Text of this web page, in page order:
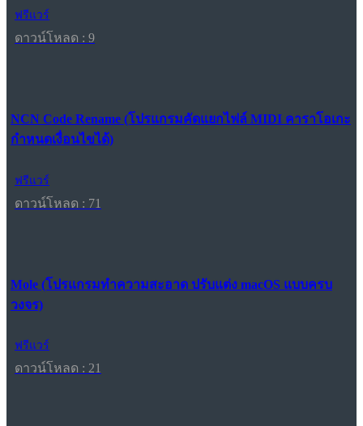
ฟรีแวร์
ดาวน์โหลด : 9
NCN Code Rename (โปรแกรมคัดแยกไฟล์ MIDI คาราโอเกะ
กำหนดเงื่อนไขได้)
ฟรีแวร์
ดาวน์โหลด : 71
Mole (โปรแกรมทำความสะอาด ปรับแต่ง macOS แบบครบ
วงจร)
ฟรีแวร์
ดาวน์โหลด : 21